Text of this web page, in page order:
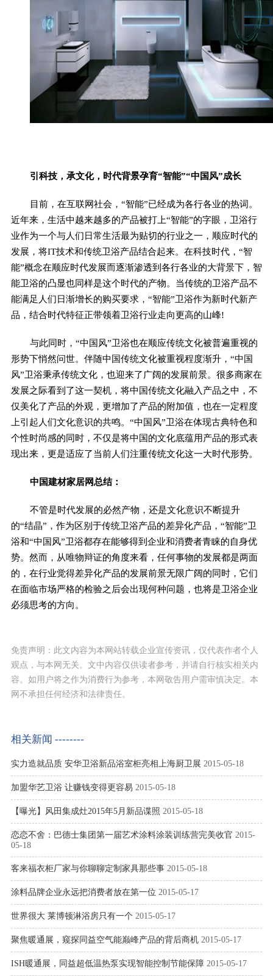
引科技，承文化，时代背景孕育“智能”“中国风”成长
目前，在互联网社会，“智能”已经成为各行各业的热词。
近年来，生活中越来越多的产品被打上“智能”的字眼，卫浴行
业作为一个与人们日常生活最为贴切的行业之一，顺应时代的
发展，将IT技术和传统卫浴产品结合起来。在科技时代，“智
能”概念在顺应时代发展而逐渐渗透到各行各业的大背景下，智
能卫浴的凸显也同样是这个时代的产物。当传统的卫浴产品不
能满足人们日渐增长的购买要求，“智能”卫浴作为新时代新产
品，结合时代特征正带领着卫浴行业走向更高的山峰!
与此同时，“中国风”卫浴也在顺应传统文化被普遍重视的
形势下悄然问世。伴随中国传统文化被重视程度渐升，“中国
风”卫浴秉承传统文化，也迎来了广阔的发展前景。很多商家在
发展之际看到了这一契机，将中国传统文化融入产品之中，不
仅美化了产品的外观，更增加了产品的附加值，也在一定程度
上引起人们文化意识的共鸣。“中国风”卫浴在体现古典特色和
个性时尚感的同时，不仅是将中国的文化底蕴用产品的形式表
现出来，更是适应了当前人们注重传统文化这一大时代形势。
中国建材家居网总结：
不管是时代发展的必然产物，还是文化意识不断提升
的“结晶”，作为区别于传统卫浴产品的差异化产品，“智能”卫
浴和“中国风”卫浴都存在能够得到企业和消费者青睐的自身优
势。然而，从唯物辩证的角度来看，任何事物的发展都是两面
的，在行业觉得差异化产品的发展前景无限广阔的同时，它们
在面临市场严格的检验之后会出现何种问题，也将是卫浴企业
必须思考的方向。
免责声明：此文内容为本网站转载企业宣传资讯，仅代表作者个人
观点，与本网无关。文中内容仅供读者参考，并请自行核实相关内
容。如用户将之作为消费行为参考，本网敬告用户需审慎决定。本
网不承担任何经济和法律责任。
相关新闻 --------
实力造就品质 安华卫浴新品浴室柜亮相上海厨卫展 2015-05-18
加盟华艺卫浴 让赚钱变得更容易 2015-05-18
【曝光】风田集成灶2015年5月新品谍照 2015-05-18
恋恋不舍：巴德士集团第一届艺术涂料涂装训练营完美收官 2015-
05-18
客来福衣柜厂家与你聊聊定制家具那些事 2015-05-18
涂料品牌企业永远把消费者放在第一位 2015-05-17
世界很大 莱博顿淋浴房只有一个 2015-05-17
聚焦暖通展，窥探同益空气能巅峰产品的背后商机 2015-05-17
ISH暖通展，同益超低温热泵实现智能控制节能保障 2015-05-17